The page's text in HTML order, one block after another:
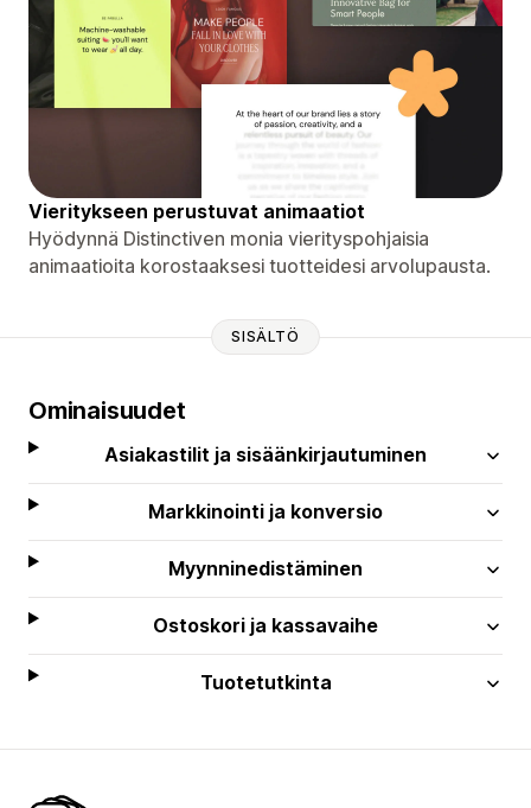
Vieritykseen perustuvat animaatiot
Hyödynnä Distinctiven monia vierityspohjaisia ​​
animaatioita korostaaksesi tuotteidesi arvolupausta.
SISÄLTÖ
Ominaisuudet
Asiakastilit ja sisäänkirjautuminen
Markkinointi ja konversio
Myynninedistäminen
Ostoskori ja kassavaihe
Tuotetutkinta